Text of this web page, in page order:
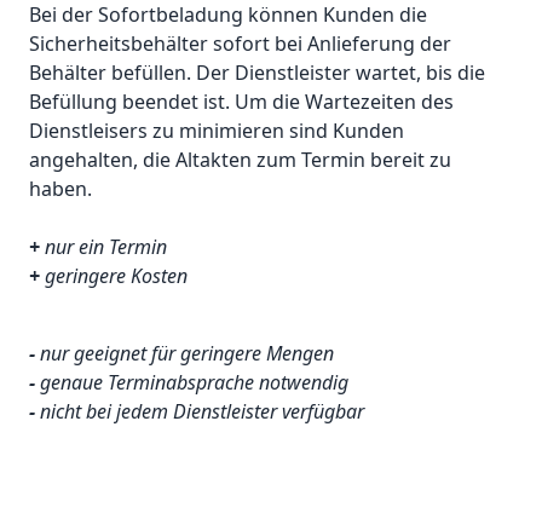
Bei der Sofortbeladung können Kunden die
Sicherheitsbehälter sofort bei Anlieferung der
Behälter befüllen. Der Dienstleister wartet, bis die
Befüllung beendet ist. Um die Wartezeiten des
Dienstleisers zu minimieren sind Kunden
angehalten, die Altakten zum Termin bereit zu
haben.
+nur ein Termin
+geringere Kosten
-nur geeignet für geringere Mengen
-genaue Terminabsprache notwendig
-nicht bei jedem Dienstleister verfügbar